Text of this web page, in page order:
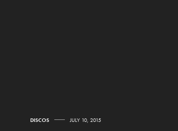
DISCOS JULY 10, 2015